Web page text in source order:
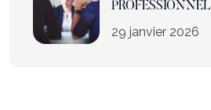
PROFESSIONNEL
29 janvier 2026